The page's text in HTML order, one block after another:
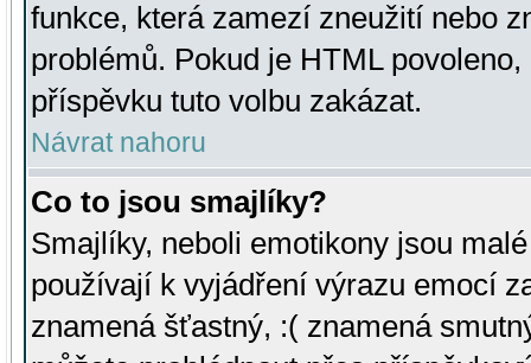
funkce, která zamezí zneužití nebo
problémů. Pokud je HTML
příspěvku tuto volbu zakázat.
Návrat nahoru
Co to jsou smajlíky?
Smajlíky, neboli emotikony jsou
používají k vyjádření výrazu emocí
znamená šťastný, :( znamená